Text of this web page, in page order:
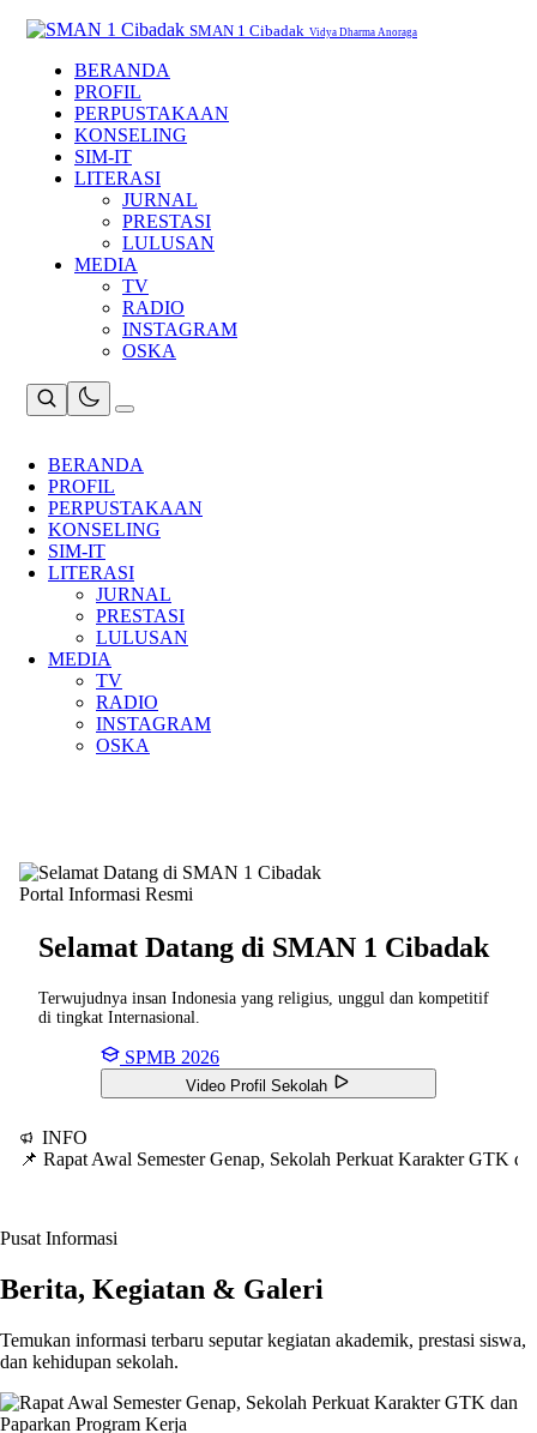
SMAN 1 Cibadak Vidya Dharma Anoraga
BERANDA
PROFIL
PERPUSTAKAAN
KONSELING
SIM-IT
LITERASI
JURNAL
PRESTASI
LULUSAN
MEDIA
TV
RADIO
INSTAGRAM
OSKA
BERANDA
PROFIL
PERPUSTAKAAN
KONSELING
SIM-IT
LITERASI
JURNAL
PRESTASI
LULUSAN
MEDIA
TV
RADIO
INSTAGRAM
OSKA
Portal Informasi Resmi
Selamat Datang di SMAN 1 Cibadak
Terwujudnya insan Indonesia yang religius, unggul dan kompetitif
di tingkat Internasional.
SPMB 2026
Video Profil Sekolah
INFO
📌 Rapat Awal Semester Genap, Sekolah Perkuat Karakter GTK
Pusat Informasi
Berita, Kegiatan & Galeri
Temukan informasi terbaru seputar kegiatan akademik, prestasi siswa,
dan kehidupan sekolah.